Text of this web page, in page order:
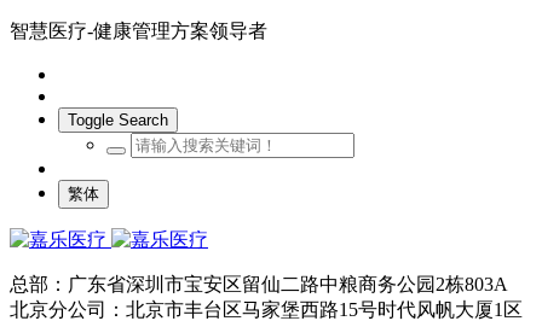
智慧医疗-健康管理方案领导者
Toggle Search
繁体
总部：广东省深圳市宝安区留仙二路中粮商务公园2栋803A
北京分公司：北京市丰台区马家堡西路15号时代风帆大厦1区